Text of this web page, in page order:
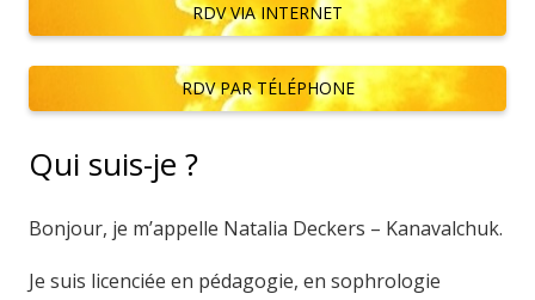
RDV VIA INTERNET
RDV PAR TÉLÉPHONE
Qui suis-je ?
Bonjour, je m’appelle Natalia Deckers – Kanavalchuk.
Je suis licenciée en pédagogie, en sophrologie